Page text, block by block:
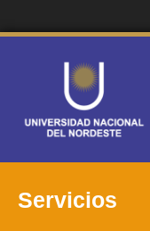
Servicios